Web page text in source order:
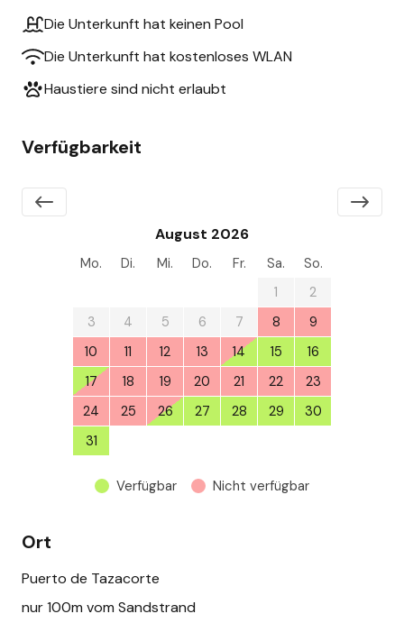
Die Unterkunft hat keinen Pool
Die Unterkunft hat kostenloses WLAN
Haustiere sind nicht erlaubt
Verfügbarkeit
August 2026
Mo. Di. Mi. Do. Fr. Sa.
So.
1
2
3
4 5 6 7 8
9
10
11 12 13 14 15
16
17
18 19 20 21 22
23
24
25 26 27 28 29
30
31
Verfügbar Nicht verfügbar
Ort
Puerto de Tazacorte
nur 100m vom Sandstrand